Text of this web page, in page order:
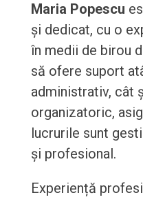
Maria Popescu
și dedicat, cu o
în medii de birou
să ofere suport
administrativ, cât
organizatoric,
lucrurile sunt
și profesional.
Experiență